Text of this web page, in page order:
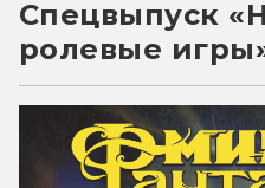
Спецвыпуск
ролевые